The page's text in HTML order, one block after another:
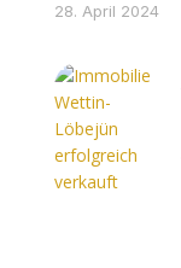
28. April 2024